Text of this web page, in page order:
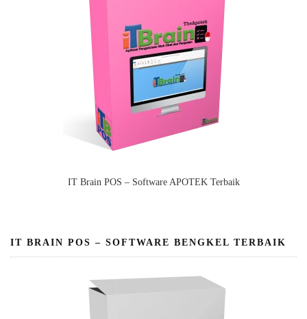
IT Brain POS – Software APOTEK Terbaik
IT BRAIN POS – SOFTWARE BENGKEL TERBAIK